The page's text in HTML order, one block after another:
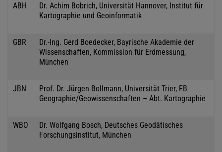
ABH
Dr. Achim Bobrich, Universität Hannover, Institut für
Kartographie und Geoinformatik
GBR
Dr.-Ing. Gerd Boedecker, Bayrische Akademie der
Wissenschaften, Kommission für Erdmessung,
München
JBN
Prof. Dr. Jürgen Bollmann, Universität Trier, FB
Geographie/Geowissenschaften – Abt. Kartographie
WBO
Dr. Wolfgang Bosch, Deutsches Geodätisches
Forschungsinstitut, München